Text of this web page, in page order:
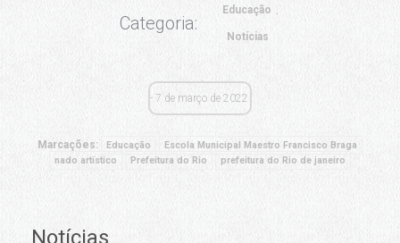
Categoria:
Educação
Notícias
7 de março de 2022
Marcações: Educação
Escola Municipal Maestro Francisco Braga
nado artístico
Prefeitura do Rio prefeitura do Rio de janeiro
Notícias